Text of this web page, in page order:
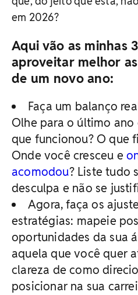
em 2026?
Aqui vão as minhas
aproveitar melhor
de um novo ano:
Faça um balanço
Olhe para o último
que funcionou? O que
Onde você cresceu e
acomodou? Liste tudo
desculpa e não se
Agora, faça os
estratégias: mapeie
oportunidades da sua
aquela que você quer
clareza de como
posicionar na sua